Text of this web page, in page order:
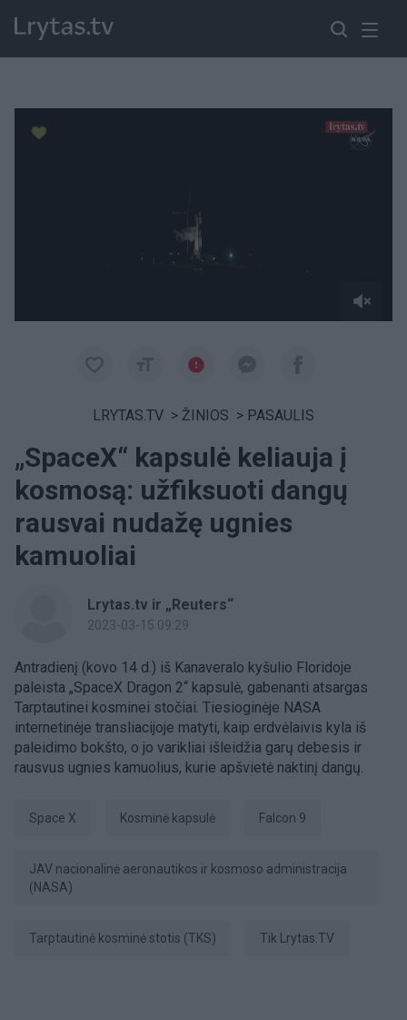
LRYTAS.TV > ŽINIOS > PASAULIS
„SpaceX“ kapsulė keliauja į
kosmosą: užfiksuoti dangų
rausvai nudažę ugnies
kamuoliai
Lrytas.tv ir „Reuters“
2023-03-15 09:29
Antradienį (kovo 14 d.) iš Kanaveralo kyšulio Floridoje
paleista „SpaceX Dragon 2“ kapsulė, gabenanti atsargas
Tarptautinei kosminei stočiai. Tiesioginėje NASA
internetinėje transliacijoje matyti, kaip erdvėlaivis kyla iš
paleidimo bokšto, o jo varikliai išleidžia garų debesis ir
rausvus ugnies kamuolius, kurie apšvietė naktinį dangų.
Space X kosminė kapsulė Falcon 9
JAV nacionalinė aeronautikos ir kosmoso administracija
(NASA)
Tarptautinė kosminė stotis (TKS) tik Lrytas.TV